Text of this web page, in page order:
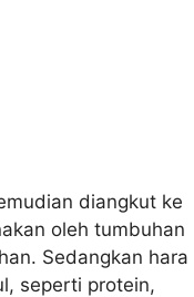
diangkut ke
oleh tumbuhan
Sedangkan hara
seperti protein,